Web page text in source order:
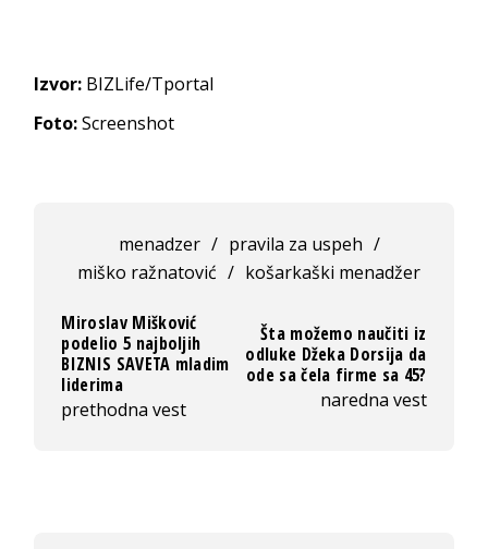
Izvor: BIZLife/Tportal
Foto:Screenshot
menadzer / pravila za uspeh /
miško ražnatović / košarkaški menadžer
Miroslav Mišković
podelio 5 najboljih
BIZNIS SAVETA mladim
liderima
prethodna vest
Šta možemo naučiti iz
odluke Džeka Dorsija da
ode sa čela firme sa 45?
naredna vest